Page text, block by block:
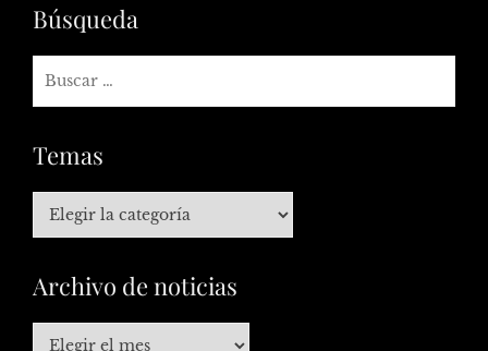
Búsqueda
Temas
Archivo de noticias